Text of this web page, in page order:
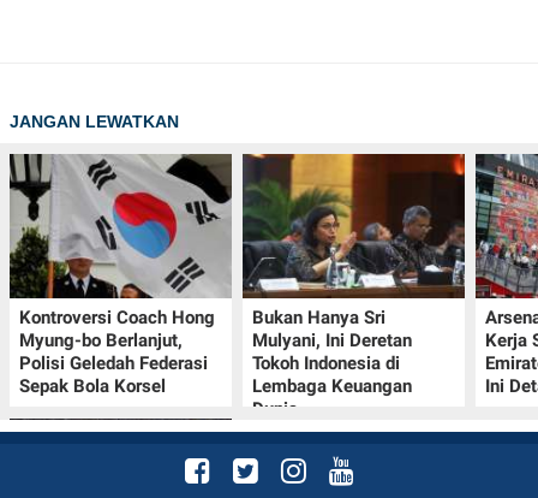
JANGAN LEWATKAN
Kontroversi Coach Hong
Myung-bo Berlanjut,
Polisi Geledah Federasi
Sepak Bola Korsel
Bukan Hanya Sri
Mulyani, Ini Deretan
Tokoh Indonesia di
Lembaga Keuangan
Dunia
Kerja
Ini